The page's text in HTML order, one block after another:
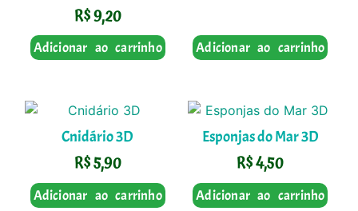
R$9,20
Adicionar ao carrinho Adicionar ao carrinho
Cnidário 3D
R$5,90
Adicionar ao carrinho
Esponjas do Mar 3D
R$4,50
Adicionar ao carrinho